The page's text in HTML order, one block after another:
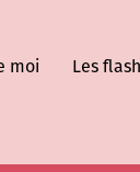
moi Les